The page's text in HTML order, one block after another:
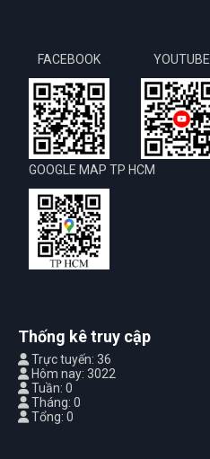
FACEBOOK YOUTUBE
GOOGLE MAP TP HCM
Thống kê truy cập
Trực tuyến: 36
Hôm nay: 3022
Tuần: 0
Tháng: 0
Tổng: 0